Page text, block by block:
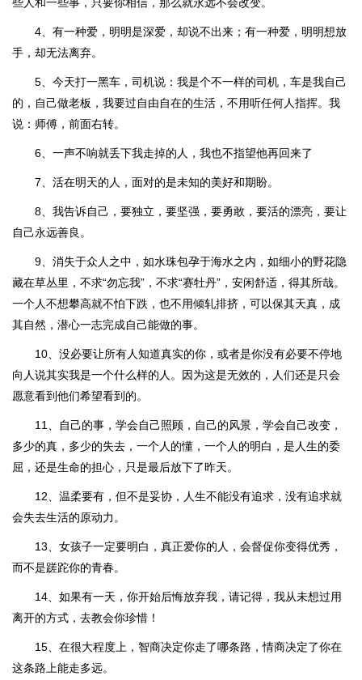
4、有一种爱，明明是深爱，却说不出来；有一种爱，明明想放
手，却无法离弃。
5、今天打一黑车，司机说：我是个不一样的司机，车是我自己
的，自己做老板，我要过自由自在的生活，不用听任何人指挥。我
说：师傅，前面右转。
6、一声不响就丢下我走掉的人，我也不指望他再回来了
7、活在明天的人，面对的是未知的美好和期盼。
8、我告诉自己，要独立，要坚强，要勇敢，要活的漂亮，要让
自己永远善良。
9、消失于众人之中，如水珠包孕于海水之内，如细小的野花隐
藏在草丛里，不求“勿忘我”，不求“赛牡丹”，安闲舒适，得其所哉。
一个人不想攀高就不怕下跌，也不用倾轧排挤，可以保其天真，成
其自然，潜心一志完成自己能做的事。
10、没必要让所有人知道真实的你，或者是你没有必要不停地
向人说其实我是一个什么样的人。因为这是无效的，人们还是只会
愿意看到他们希望看到的。
11、自己的事，学会自己照顾，自己的风景，学会自己改变，
多少的真，多少的失去，一个人的懂，一个人的明白，是人生的委
屈，还是生命的担心，只是最后放下了昨天。
12、温柔要有，但不是妥协，人生不能没有追求，没有追求就
会失去生活的原动力。
13、女孩子一定要明白，真正爱你的人，会督促你变得优秀，
而不是蹉跎你的青春。
14、如果有一天，你开始后悔放弃我，请记得，我从未想过用
离开的方式，去教会你珍惜！
15、在很大程度上，智商决定你走了哪条路，情商决定了你在
这条路上能走多远。